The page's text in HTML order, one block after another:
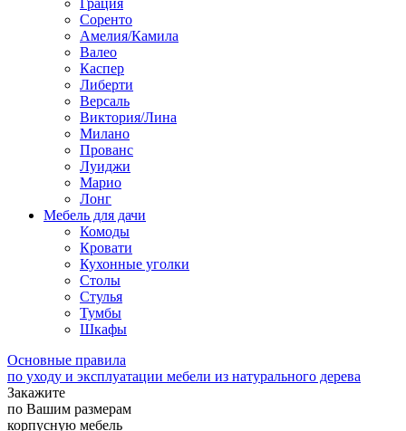
Грация
Соренто
Амелия/Камила
Валео
Каспер
Либерти
Версаль
Виктория/Лина
Милано
Прованс
Луиджи
Марио
Лонг
Мебель для дачи
Комоды
Кровати
Кухонные уголки
Столы
Стулья
Тумбы
Шкафы
Основные правила
по уходу и эксплуатации мебели из натурального дерева
Закажите
по Вашим размерам
корпусную мебель